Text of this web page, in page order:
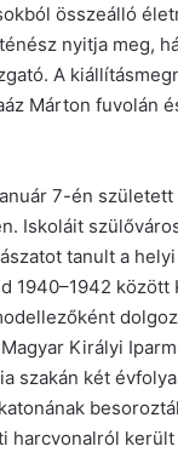
összeálló
nyitja meg,
A
Márton fuvolán
7-én született
Iskoláit
tanult a
1940–1942 között
Királyi
szakán két
harcvonalról került